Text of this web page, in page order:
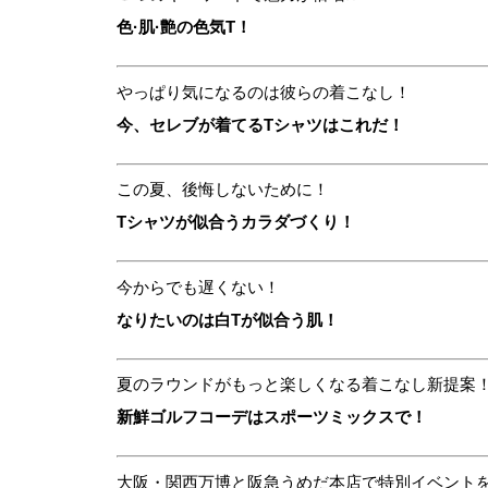
色·肌·艶の色気T！
やっぱり気になるのは彼らの着こなし！
今、セレブが着てるTシャツはこれだ！
この夏、後悔しないために！
Tシャツが似合うカラダづくり！
今からでも遅くない！
なりたいのは白Tが似合う肌！
夏のラウンドがもっと楽しくなる着こなし新提案！
新鮮ゴルフコーデはスポーツミックスで！
大阪・関西万博と阪急うめだ本店で特別イベント